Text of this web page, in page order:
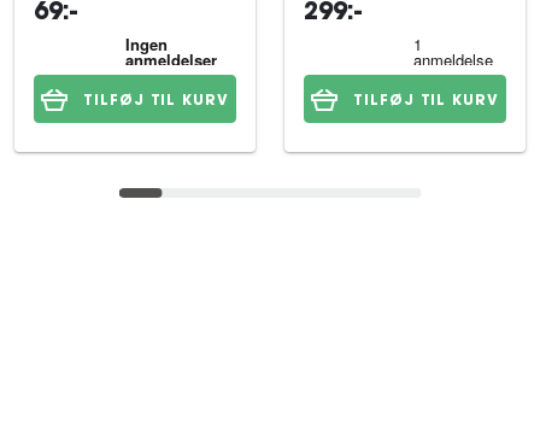
69:-
TILFØJ TIL KURV
299:-
TILFØJ TIL KURV